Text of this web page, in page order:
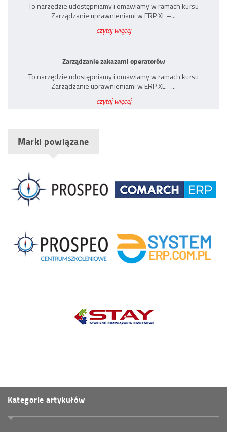
To narzędzie udostępniamy i omawiamy w ramach kursu
Zarządzanie uprawnieniami w ERP XL –...
czytaj więcej
Zarządzanie zakazami operatorów
To narzędzie udostępniamy i omawiamy w ramach kursu
Zarządzanie uprawnieniami w ERP XL –...
czytaj więcej
Marki powiązane
Kategorie artykułów